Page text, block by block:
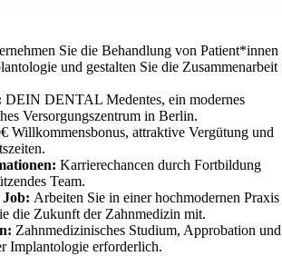
Sie die Behandlung von Patient*innen
und gestalten Sie die Zusammenarbeit
DEIN DENTAL Medentes, ein modernes
Versorgungszentrum in Berlin.
Willkommensbonus, attraktive Vergütung und
Karrierechancen durch Fortbildung
Team.
Arbeiten Sie in einer hochmodernen Praxis
die Zukunft der Zahnmedizin mit.
Zahnmedizinisches Studium, Approbation und
Implantologie erforderlich.